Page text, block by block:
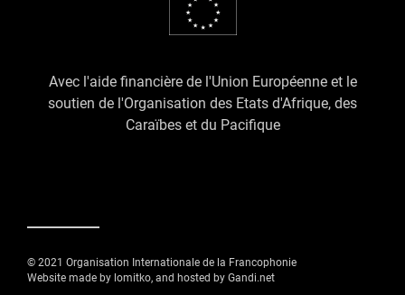
Avec l'aide financière de l'Union Européenne et le
soutien de l'Organisation des Etats d'Afrique, des
Caraïbes et du Pacifique
© 2021 Organisation Internationale de la Francophonie
Website made by lomitko, and hosted by Gandi.net